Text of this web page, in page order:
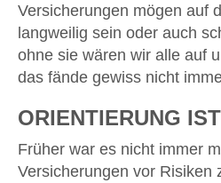
Versicherungen mögen auf
langweilig sein oder auch
ohne sie wären wir alle auf
das fände gewiss nicht
ORIENTIERUNG
Früher war es nicht immer
Versicherungen vor Risiken